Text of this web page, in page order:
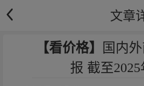
文章
【看价格】
国内
报 截至2025